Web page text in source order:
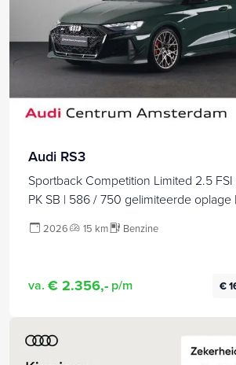
Audi RS3
Sportback Competition Limited 2.5
PK SB | 586 / 750 gelimiteerde oplage | Audi Exclusive
2026 15 km Benzine
va. € 2.356,- p/m €